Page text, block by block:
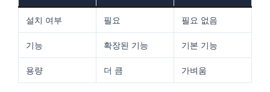
설치 여부 필요 필요 없음
기능 확장된 기능 기본 기능
용량 더 큼 가벼움